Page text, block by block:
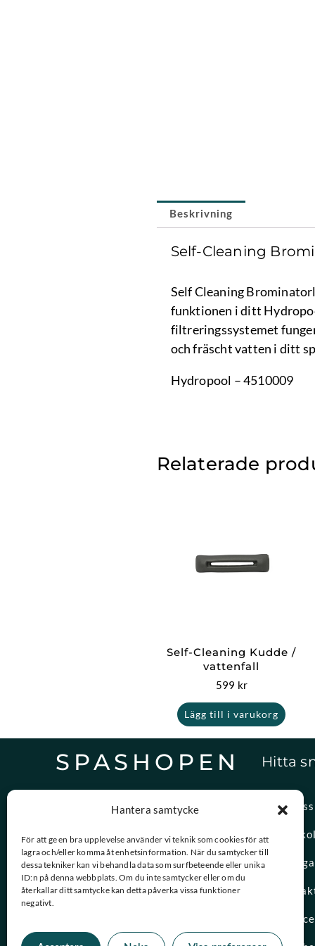
Hantera samtycke
För att ge en bra upplevelse använder vi teknik som cookies för att
lagra och/eller komma åt enhetsinformation. När du samtycker till
dessa tekniker kan vi behandla data som surfbeteende eller unika
ID:n på denna webbplats. Om du inte samtycker eller om du
återkallar ditt samtycke kan detta påverka vissa funktioner
negativt.
Beskrivning
Self-Cleaning
Self Cleaning
funktionen i ditt
filtreringssystemet
och fräscht vatten i ditt
Hydropool – 4510009
Relaterade
Self-Cleaning Kudde /
vattenfall
599 kr
Lägg till i varukorg
SPASHOPEN
reservdelar och vattenvård.
08-756 20 00
Vardagar 09:00 – 15:00
Hitta
Om oss